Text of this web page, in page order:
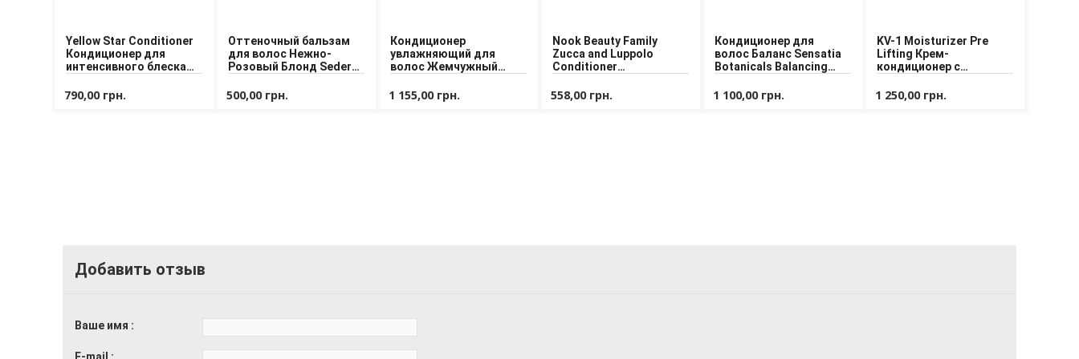
Yellow Star Conditioner
Кондиционер для
интенсивного блеска
790,00 грн.
Оттеночный бальзам
для волос Нежно-
Розовый Блонд Sedera
Soft Pink Blonde Tint
Balm
500,00 грн.
Кондиционер
увлажняющий для
волос Жемчужный
Hair Conditioner 250 ml
1 155,00 грн.
Nook Beauty Family
Zucca and Luppolo
Conditioner
непослушных волос
558,00 грн.
Кондиционер для
волос Баланс Sensatia
Botanicals Balancing
1 100,00 грн.
KV-1 Moisturizer Pre
Lifting Крем-
кондиционер с
авокадо
1 250,00 грн.
Добавить отзыв
Ваше имя